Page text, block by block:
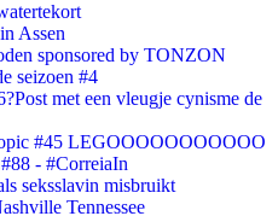
Assen
sponsored by TONZON
seizoen #4
met een vleugje cynisme de
#45 LEGOOOOOOOOOOO
- #CorreiaIn
seksslavin misbruikt
Tennessee